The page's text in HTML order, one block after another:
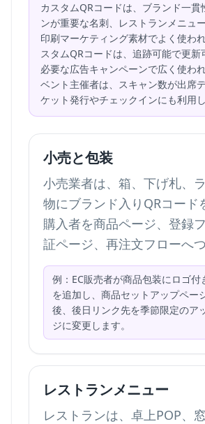
カスタムQRコードは、ブランド一貫
ンが重要な名刺、レストランメニュ
印刷マーケティング素材でよく使わ
スタムQRコードは、追跡可能で更新
必要な広告キャンペーンで広く使わ
ベント主催者は、スキャン数が出席
ケット発行やチェックインにも利用し
小売と包装
小売業者は、箱、下げ札、
物にブランド入りQRコード
購入者を商品ページ、登録
証ページ、再注文フローへつ
例：EC販売者が商品包装にロゴ付
を追加し、商品セットアップペー
後、後日リンク先を季節限定のア
ジに変更します。
レストランメニュー
レストランは、卓上POP、